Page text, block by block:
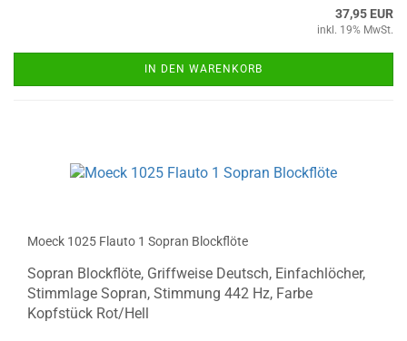
37,95 EUR
inkl. 19% MwSt.
IN DEN WARENKORB
Moeck 1025 Flauto 1 Sopran Blockflöte
Sopran Blockflöte, Griffweise Deutsch, Einfachlöcher,
Stimmlage Sopran, Stimmung 442 Hz, Farbe
Kopfstück Rot/Hell